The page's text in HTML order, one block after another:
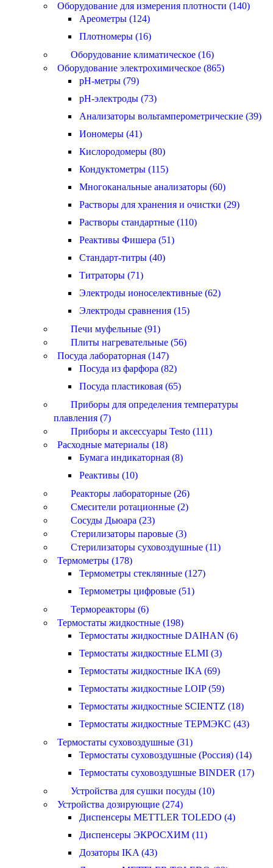
Оборудование для измерения плотности (140)
Ареометры (124)
Плотномеры (16)
Оборудование климатическое (16)
Оборудование электрохимическое (865)
pH-метры (79)
pH-электроды (73)
Анализаторы вольтамперометрические (39)
Иономеры (41)
Кислородомеры (80)
Кондуктометры (115)
Многоканальные анализаторы (60)
Растворы для хранения и очистки (29)
Растворы стандартные (110)
Реактивы Фишера (51)
Стандарт-титры (40)
Титраторы (71)
Электроды ионоселективные (62)
Электроды сравнения (15)
Печи муфельные (91)
Плиты нагревательные (56)
Посуда лабораторная (147)
Посуда из фарфора (82)
Посуда пластиковая (65)
Приборы для определения температуры
плавления (7)
Приборы и аксессуары Testo (111)
Расходные материалы (18)
Бумага индикаторная (8)
Реактивы (10)
Реакторы лабораторные (26)
Смесители ротационные (2)
Сосуды Дьюара (23)
Стерилизаторы паровые (3)
Стерилизаторы суховоздушные (11)
Термометры (178)
Термометры стеклянные (127)
Термометры цифровые (51)
Термореакторы (6)
Термостаты жидкостные (198)
Термостаты жидкостные DAIHAN (6)
Термостаты жидкостные ELMI (3)
Термостаты жидкостные IKA (69)
Термостаты жидкостные LOIP (59)
Термостаты жидкостные SCIENTZ (18)
Термостаты жидкостные ТЕРМЭКС (43)
Термостаты суховоздушные (31)
Термостаты суховоздушные (Россия) (14)
Термостаты суховоздушные BINDER (17)
Устройства для сушки посуды (10)
Устройства дозирующие (274)
Диспенсеры METTLER TOLEDO (4)
Диспенсеры ЭКРОСХИМ (11)
Дозаторы IKA (43)